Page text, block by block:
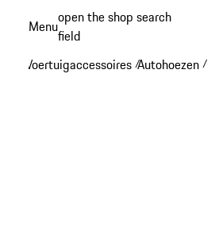
hoofdinhoud
Menuopen the shop search
field
Voertuigaccessoires /Autohoezen /